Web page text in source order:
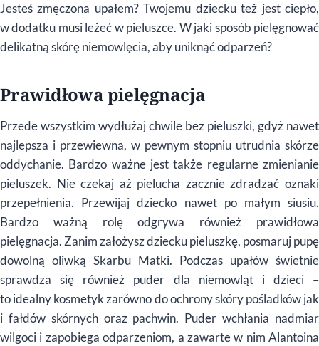
Jesteś zmęczona upałem? Twojemu dziecku też jest ciepło,
w dodatku musi leżeć w pieluszce. W jaki sposób pielęgnować
delikatną skórę niemowlęcia, aby uniknąć odparzeń?
Prawidłowa pielęgnacja
Przede wszystkim wydłużaj chwile bez pieluszki, gdyż nawet
najlepsza i przewiewna, w pewnym stopniu utrudnia skórze
oddychanie. Bardzo ważne jest także regularne zmienianie
pieluszek. Nie czekaj aż pielucha zacznie zdradzać oznaki
przepełnienia. Przewijaj dziecko nawet po małym siusiu.
Bardzo ważną rolę odgrywa również prawidłowa
pielęgnacja. Zanim założysz dziecku pieluszkę, posmaruj pupę
dowolną oliwką Skarbu Matki. Podczas upałów świetnie
sprawdza się również puder dla niemowląt i dzieci –
to idealny kosmetyk zarówno do ochrony skóry pośladków jak
i fałdów skórnych oraz pachwin. Puder wchłania nadmiar
wilgoci i zapobiega odparzeniom, a zawarte w nim Alantoina